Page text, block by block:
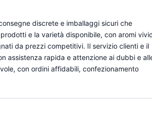
discrete e imballaggi sicuri che
e la varietà disponibile, con aromi
da prezzi competitivi. Il servizio clienti e il
assistenza rapida e attenzione ai dubbi e
con ordini affidabili, confezionamento